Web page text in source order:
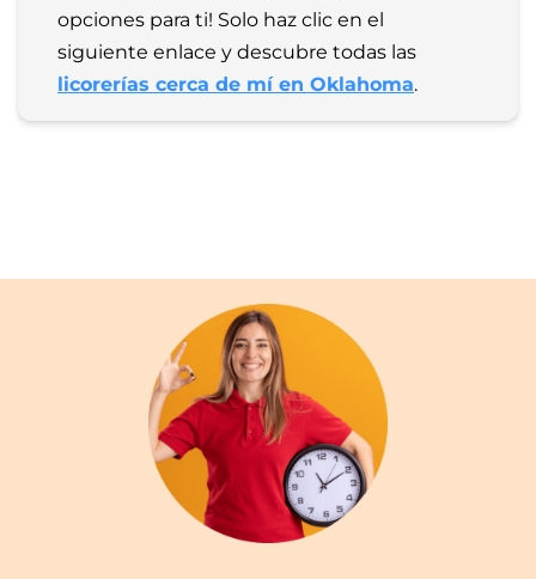
opciones para ti! Solo haz clic en el
licorerías cerca de mí en Oklahoma.